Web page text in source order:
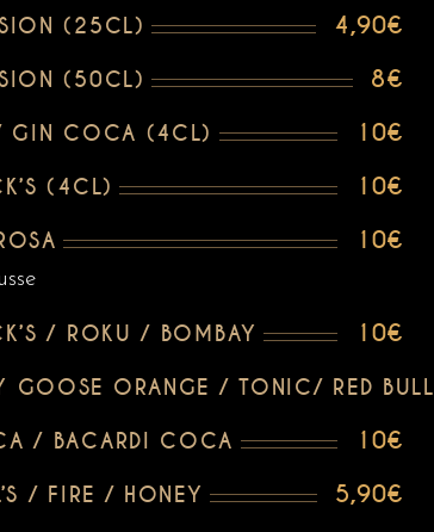
(25CL) 4,90€
(50CL) 8€
GIN COCA (4CL) 10€
(4CL) 10€
10€
/ ROKU / BOMBAY 10€
GOOSE ORANGE / TONIC/ RED BULL
/ BACARDI COCA 10€
/ FIRE / HONEY 5,90€